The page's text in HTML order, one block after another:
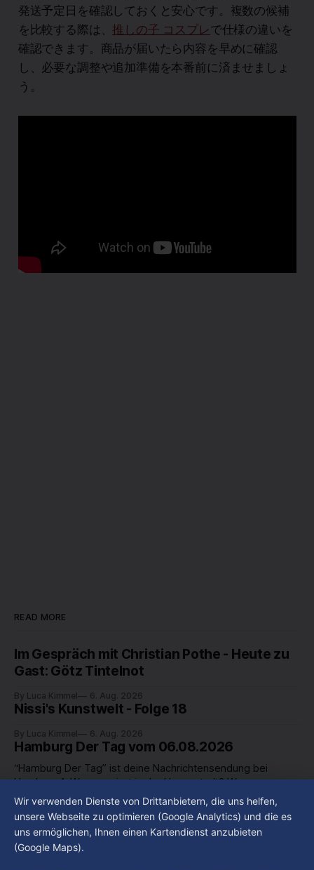
発送予定日を確認しておくと安心です。複数の候補
を比較する際は、推しの子 コスプレで仕様の違いを
確認できます。商品が届いたら内容を早めに確認
し、必要な調整や追加準備を本番前に済ませましょ
う。
READ MORE
Im Gespräch mit Christian Pothe - Heute zu
Gast: Götz Tintelnot
By Luca Kimmel 6. Aug. 2026
Nissi's Kunstwelt - Folge 18
By Luca Kimmel 6. Aug. 2026
Hamburg Der Tag vom 06.08.2026
“Hamburg Der Tag” ist deine Nachrichtensendung bei
Hamburg 1. Was passiert in der Hansestadt? Was
beschäftigt die Hamburgerinnen und Hamburger? Was steht
in unserer Stadt an? Fragen, die von Montag bis Freitag LIVE
um 18 Uhr beantwortet werden - auf YouTube und im TV.
By Luca Kimmel 6. Aug. 2026
Hamburg Der Tag vom 05.08.2026
“Hamburg Der Tag” ist deine Nachrichtensendung bei
Hamburg 1. Was passiert in der Hansestadt? Was
Wir verwenden Dienste von Drittanbietern, die uns helfen,
unsere Webseite zu optimieren (Google Analytics) und die es
uns ermöglichen, Ihnen einen Kartendienst anzubieten
(Google Maps).